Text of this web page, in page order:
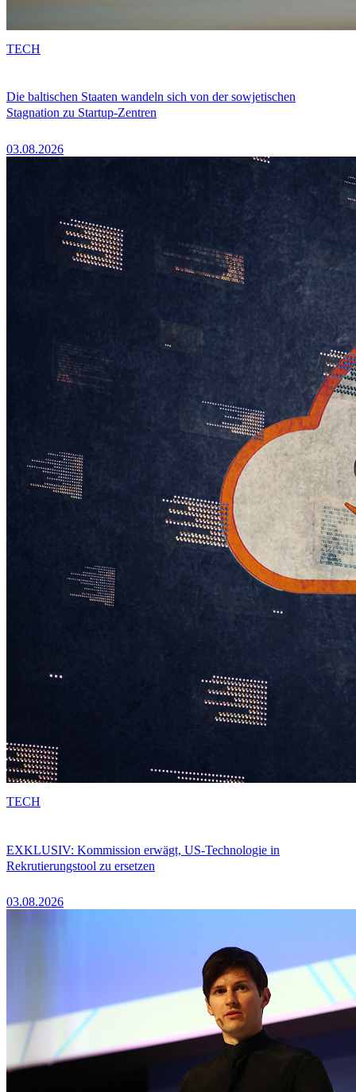
Die baltischen Staaten wandeln sich von der sowjetischen
Stagnation zu Startup-Zentren
03.08.2026
TECH
EXKLUSIV: Kommission erwägt, US-Technologie in
Rekrutierungstool zu ersetzen
03.08.2026
TECH